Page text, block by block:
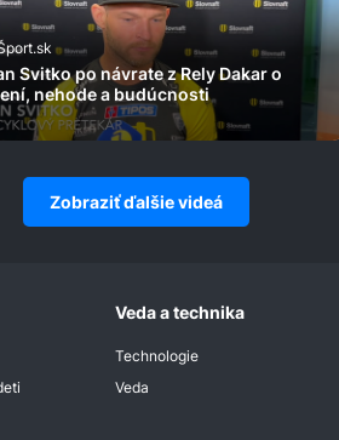
Svitko po návrate z Rely Dakar o
nehode a budúcnosti
Zobraziť ďalšie videá
Veda a technika
Technologie
Veda